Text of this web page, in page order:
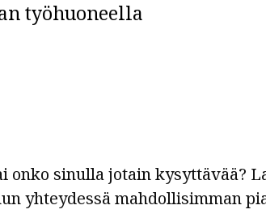
työhuoneella
onko sinulla jotain kysyttävää?
yhteydessä mahdollisimman